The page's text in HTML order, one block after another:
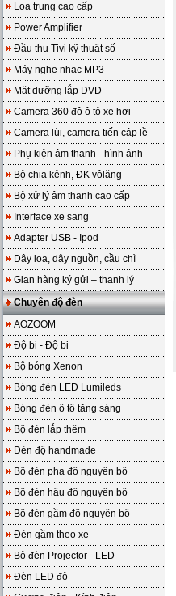
Loa trung cao cấp
Power Amplifier
Đầu thu Tivi kỹ thuật số
Máy nghe nhạc MP3
Mặt dưỡng lắp DVD
Camera 360 độ ô tô xe hơi
Camera lùi, camera tiến cập lề
Phụ kiện âm thanh - hình ảnh
Bộ chia kênh, ĐK vôlăng
Bộ xử lý âm thanh cao cấp
Interface xe sang
Adapter USB - Ipod
Dây loa, dây nguồn, cầu chì
Gian hàng ký gửi – thanh lý
Chuyên độ đèn
AOZOOM
Độ bi - Độ bi
Bộ bóng Xenon
Bóng đèn LED Lumileds
Bóng đèn ô tô tăng sáng
Bộ đèn lắp thêm
Đèn độ handmade
Bộ đèn pha độ nguyên bộ
Bộ đèn hậu độ nguyên bộ
Bộ đèn gầm độ nguyên bộ
Đèn gầm theo xe
Bộ đèn Projector - LED
Đèn LED độ